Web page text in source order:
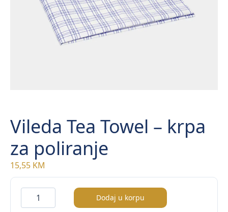
Vileda Tea Towel – krpa
za poliranje
15,55 KM
Vileda
Tea
Dodaj u korpu